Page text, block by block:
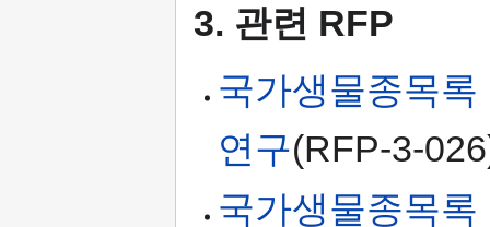
3. 관련 RFP
국가생물종목
연구(RFP-3-
국가생물종목